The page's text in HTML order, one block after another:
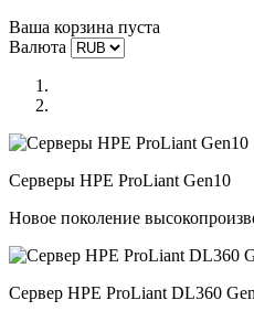
Ваша корзина пуста
Валюта
Серверы HPE ProLiant Gen10
Новое поколение
Сервер HPE ProLiant DL360